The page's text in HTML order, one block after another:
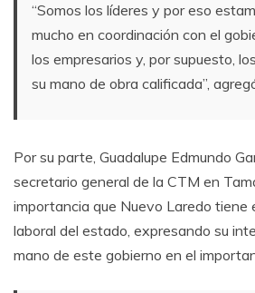
“Somos los líderes y por eso
mucho en coordinación con el
los empresarios y, por supuesto,
su mano de obra calificada”,
Por su parte, Guadalupe Edmundo
secretario general de la CTM en
importancia que Nuevo Laredo tiene
laboral del estado, expresando su
mano de este gobierno en el